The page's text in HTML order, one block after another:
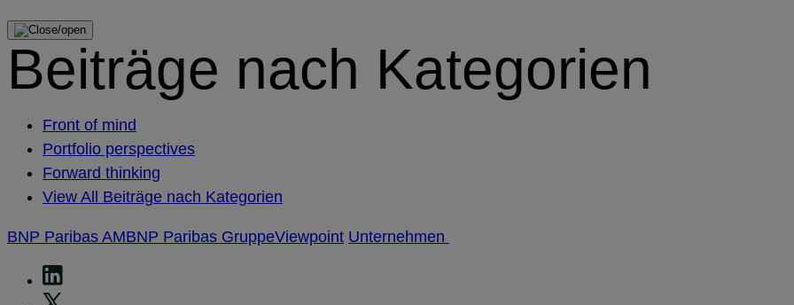
Beiträge nach Kategorien
Front of mind
Portfolio perspectives
Forward thinking
View All Beiträge nach Kategorien
BNP Paribas AMBNP Paribas GruppeViewpoint Unternehmen